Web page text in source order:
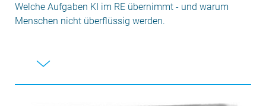
Welche Aufgaben KI im RE übernimmt - und warum
Menschen nicht überflüssig werden.